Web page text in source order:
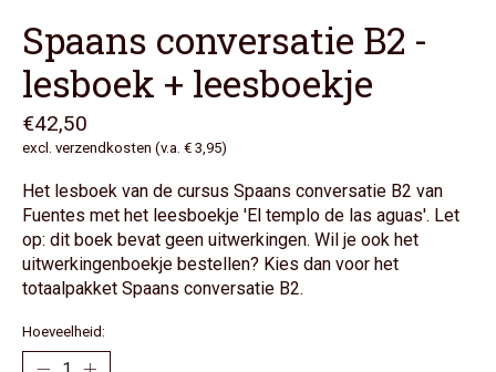
Spaans conversatie B2 -
lesboek + leesboekje
€42,50
excl. verzendkosten (v.a. € 3,95)
Het lesboek van de cursus Spaans conversatie B2 van
Fuentes met het leesboekje 'El templo de las aguas'. Let
op: dit boek bevat geen uitwerkingen. Wil je ook het
uitwerkingenboekje bestellen? Kies dan voor het
totaalpakket Spaans conversatie B2.
Hoeveelheid: